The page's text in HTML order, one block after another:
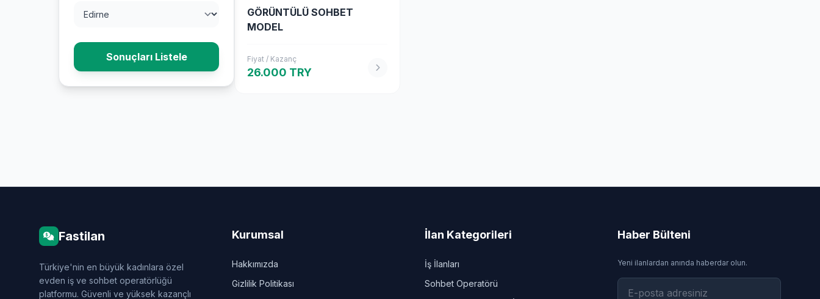
Sonuçları Listele
GÖRÜNTÜLÜ SOHBET
MODEL
Fiyat / Kazanç
26.000 TRY
Fastilan
Türkiye'nin en büyük kadınlara özel
evden iş ve sohbet operatörlüğü
platformu. Güvenli ve yüksek kazançlı
Kurumsal
Hakkımızda
Gizlilik Politikası
İlan Kategorileri
İş İlanları
Sohbet Operatörü
Haber Bülteni
Yeni ilanlardan anında haberdar olun.